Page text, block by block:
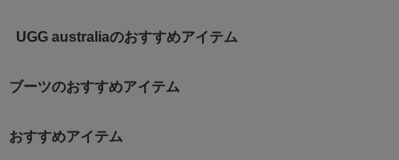
UGG australiaのおすすめアイテム
ブーツのおすすめアイテム
おすすめアイテム